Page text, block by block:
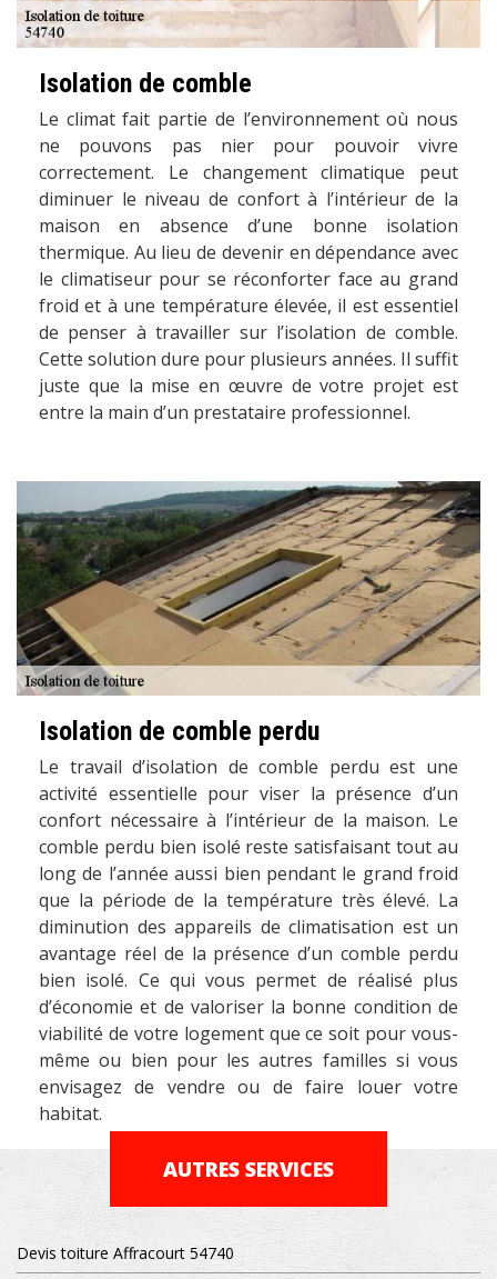
Isolation de comble
Le climat fait partie de l’environnement où nous
ne pouvons pas nier pour pouvoir vivre
correctement. Le changement climatique peut
diminuer le niveau de confort à l’intérieur de la
maison en absence d’une bonne isolation
thermique. Au lieu de devenir en dépendance avec
le climatiseur pour se réconforter face au grand
froid et à une température élevée, il est essentiel
de penser à travailler sur l’isolation de comble.
Cette solution dure pour plusieurs années. Il suffit
juste que la mise en œuvre de votre projet est
entre la main d’un prestataire professionnel.
Isolation de comble perdu
Le travail d’isolation de comble perdu est une
activité essentielle pour viser la présence d’un
confort nécessaire à l’intérieur de la maison. Le
comble perdu bien isolé reste satisfaisant tout au
long de l’année aussi bien pendant le grand froid
que la période de la température très élevé. La
diminution des appareils de climatisation est un
avantage réel de la présence d’un comble perdu
bien isolé. Ce qui vous permet de réalisé plus
d’économie et de valoriser la bonne condition de
viabilité de votre logement que ce soit pour vous-
même ou bien pour les autres familles si vous
envisagez de vendre ou de faire louer votre
habitat.
AUTRES SERVICES
Devis toiture Affracourt 54740